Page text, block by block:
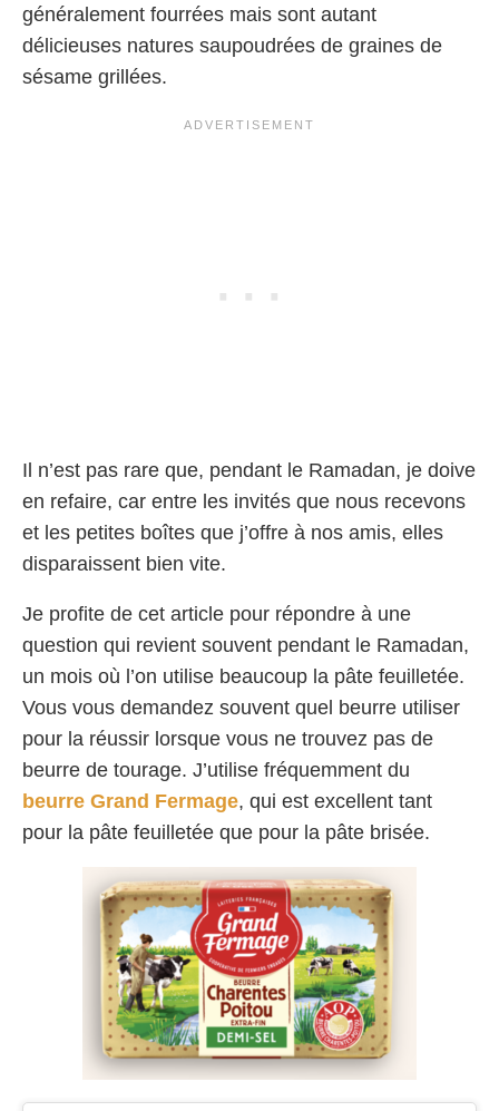
généralement fourrées mais sont autant
délicieuses natures saupoudrées de graines de
sésame grillées.
Il n’est pas rare que, pendant le Ramadan, je doive
en refaire, car entre les invités que nous recevons
et les petites boîtes que j’offre à nos amis, elles
disparaissent bien vite.
Je profite de cet article pour répondre à une
question qui revient souvent pendant le Ramadan,
un mois où l’on utilise beaucoup la pâte feuilletée.
Vous vous demandez souvent quel beurre utiliser
pour la réussir lorsque vous ne trouvez pas de
beurre de tourage. J’utilise fréquemment du
beurre Grand Fermage, qui est excellent tant
pour la pâte feuilletée que pour la pâte brisée.